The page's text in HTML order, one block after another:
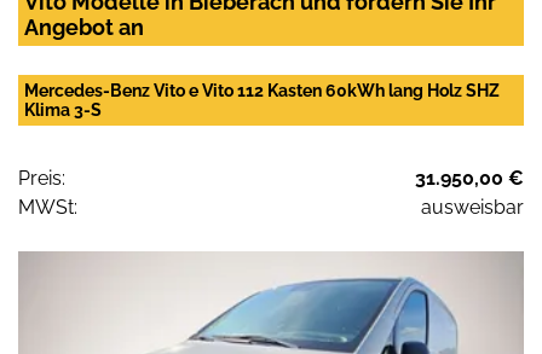
Angebot an
Mercedes-Benz Vito e Vito 112 Kasten 60kWh lang Holz SHZ
Klima 3-S
Preis:
31.950,00 €
MWSt:
ausweisbar